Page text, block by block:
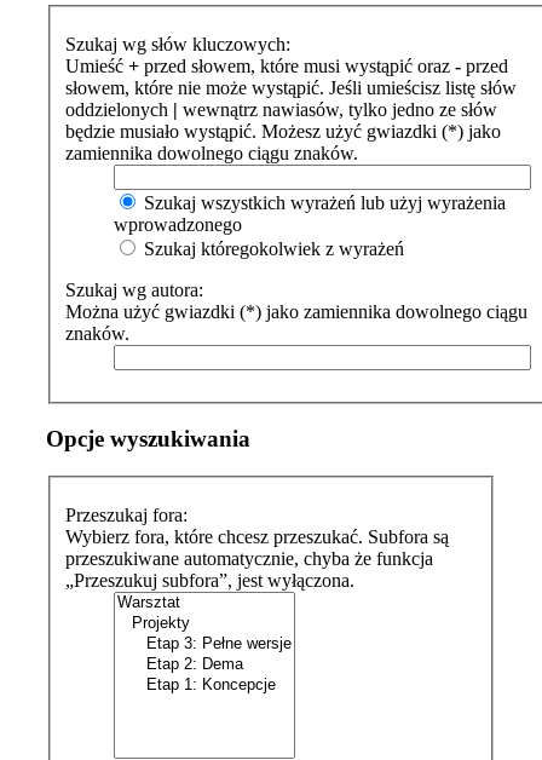
Szukaj wg słów kluczowych:
Umieść + przed słowem, które musi wystąpić oraz - przed
słowem, które nie może wystąpić. Jeśli umieścisz listę słów
oddzielonych | wewnątrz nawiasów, tylko jedno ze słów
będzie musiało wystąpić. Możesz użyć gwiazdki (*) jako
zamiennika dowolnego ciągu znaków.
Szukaj wszystkich wyrażeń lub użyj wyrażenia
wprowadzonego
Szukaj któregokolwiek z wyrażeń
Szukaj wg autora:
Można użyć gwiazdki (*) jako zamiennika dowolnego ciągu
znaków.
Opcje wyszukiwania
Przeszukaj fora:
Wybierz fora, które chcesz przeszukać. Subfora są
przeszukiwane automatycznie, chyba że funkcja
„Przeszukuj subfora”, jest wyłączona.